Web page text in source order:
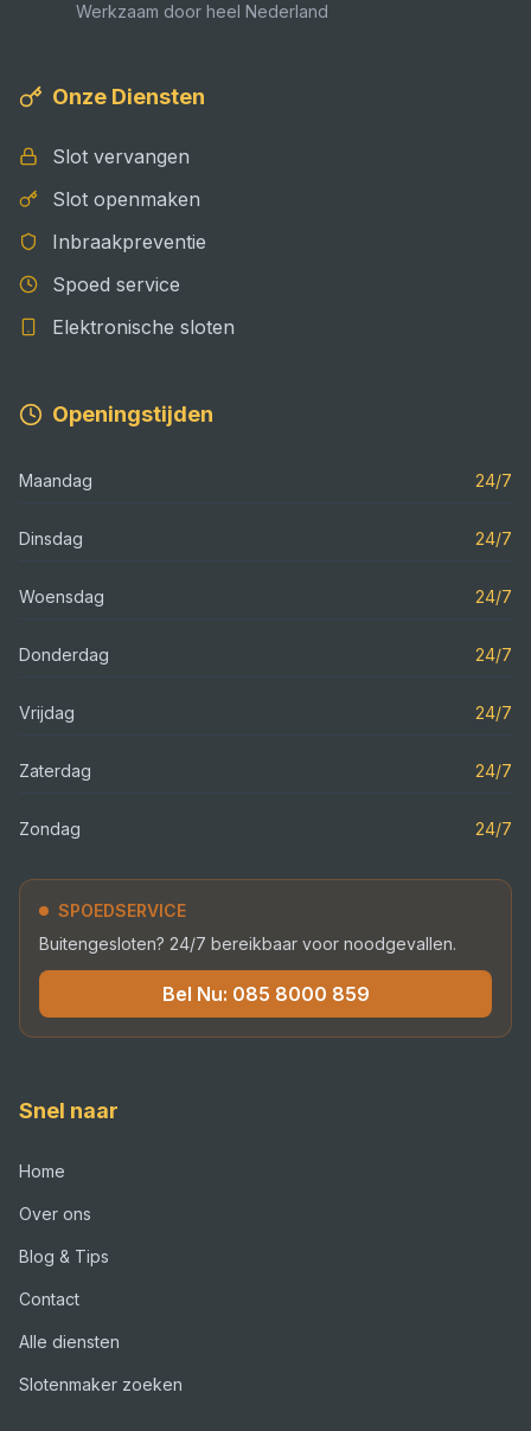
Werkzaam door heel Nederland
Onze Diensten
Slot vervangen
Slot openmaken
Inbraakpreventie
Spoed service
Elektronische sloten
Openingstijden
Maandag 24/7
Dinsdag 24/7
Woensdag 24/7
Donderdag 24/7
Vrijdag 24/7
Zaterdag 24/7
Zondag 24/7
SPOEDSERVICE
Buitengesloten? 24/7 bereikbaar voor noodgevallen.
Bel Nu: 085 8000 859
Snel naar
Home
Over ons
Blog & Tips
Contact
Alle diensten
Slotenmaker zoeken